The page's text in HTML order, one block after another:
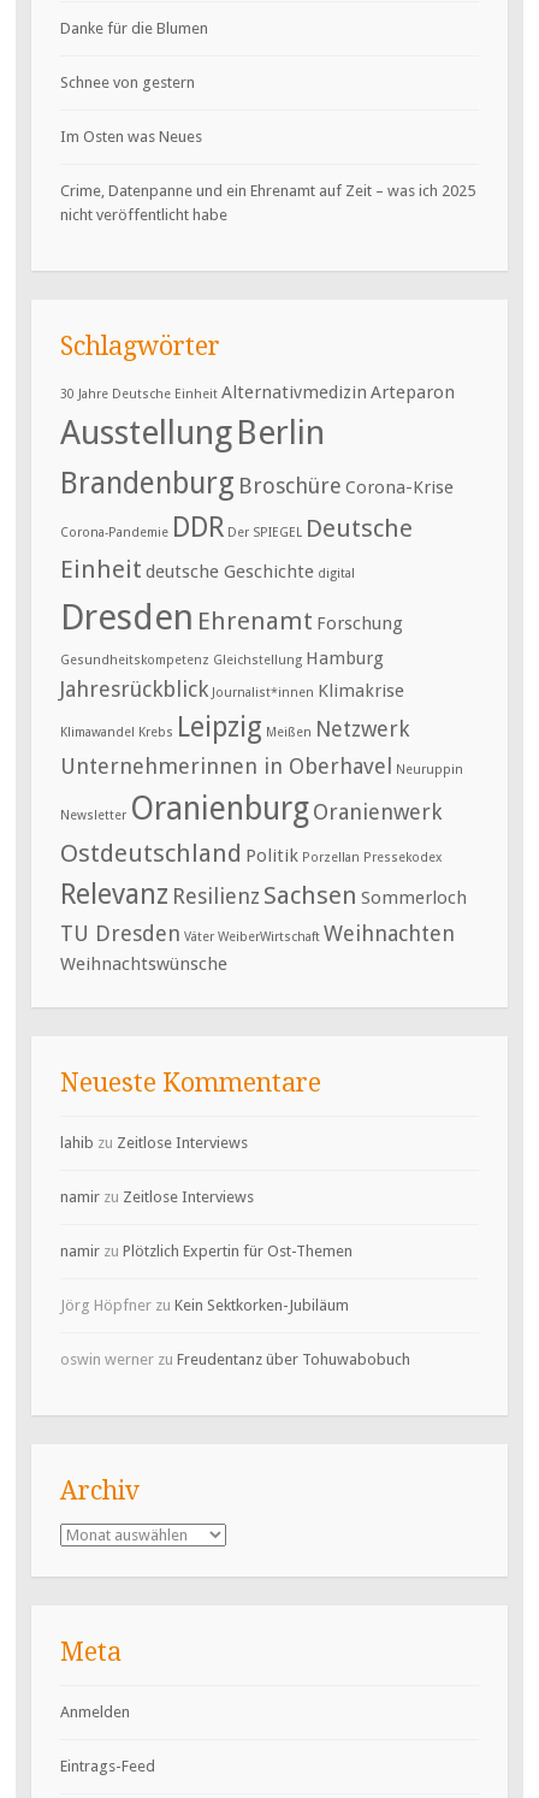
Danke für die Blumen
Schnee von gestern
Im Osten was Neues
Crime, Datenpanne und ein Ehrenamt auf Zeit – was ich 2025
nicht veröffentlicht habe
Schlagwörter
30 Jahre Deutsche Einheit Alternativmedizin Arteparon
AusstellungBerlin
Brandenburg Broschüre Corona-Krise
Corona-Pandemie DDR Der SPIEGEL Deutsche
Einheit deutsche Geschichte digital
Dresden Ehrenamt Forschung
Gesundheitskompetenz Gleichstellung Hamburg
Jahresrückblick Journalist*innen Klimakrise
Klimawandel Krebs Leipzig Meißen Netzwerk
Unternehmerinnen in Oberhavel
Neuruppin
Newsletter OranienburgOranienwerk
Ostdeutschland Politik Porzellan Pressekodex
Relevanz Resilienz Sachsen Sommerloch
TU Dresden Väter WeiberWirtschaft Weihnachten
Weihnachtswünsche
Neueste Kommentare
lahib zu Zeitlose Interviews
namirzu Zeitlose Interviews
namirzu Plötzlich Expertin für Ost-Themen
Jörg Höpfnerzu Kein Sektkorken-Jubiläum
oswin wernerzu Freudentanz über Tohuwabobuch
Archiv
Archiv
Meta
Anmelden
Eintrags-Feed